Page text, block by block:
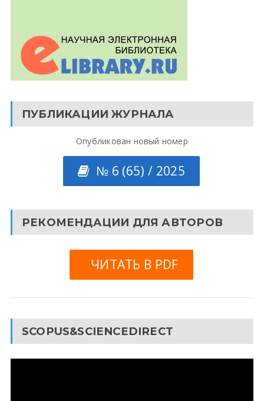
ПУБЛИКАЦИИ ЖУРНАЛА
Опубликован новый номер
№ 6 (65) / 2025
РЕКОМЕНДАЦИИ ДЛЯ АВТОРОВ
ЧИТАТЬ В PDF
SCOPUS&SCIENCEDIRECT